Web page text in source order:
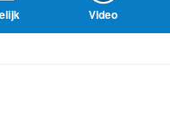
Video